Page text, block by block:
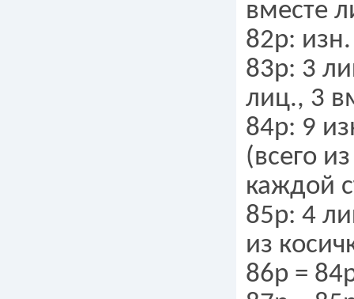
вместе
82р:
83р: 3
лиц., 3
84р: 9
(всего
каждой
85р: 4
из
86р =